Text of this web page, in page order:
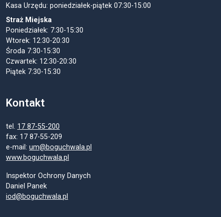
Kasa Urzędu: poniedziałek-piątek 07:30-15:00
Straż Miejska
Poniedziałek: 7:30-15:30
Wtorek: 12:30-20:30
Środa 7:30-15:30
Czwartek: 12:30-20:30
Piątek 7:30-15:30
Kontakt
tel. 17 87-55-200
fax: 17 87-55-209
e-mail: um@boguchwala.pl
www.boguchwala.pl
Inspektor Ochrony Danych
Daniel Panek
iod@boguchwala.pl